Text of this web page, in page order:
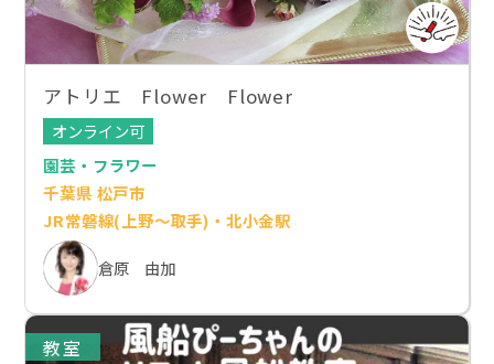
アトリエ Flower Flower
オンライン可
園芸・フラワー
千葉県 松戸市
JR常磐線(上野～取手)・北小金駅
倉原 由加
教室